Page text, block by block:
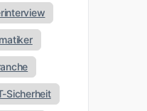
Sicherheit